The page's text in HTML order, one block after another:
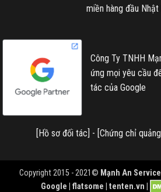
miền hàng đầu Nhật
Công Ty TNHH
ứng mọi yêu cầu
tác của Google
[Hồ sơ đối tác] - [Chứng chỉ
Copyright 2015 - 2021© Mạnh An
Google | flatsome | tenten.vn |